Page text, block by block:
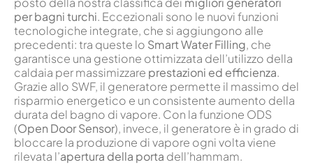
per bagni turchi. Eccezionali sono le nuovi funzioni
tecnologiche integrate, che si aggiungono alle
precedenti: tra queste lo Smart Water Filling, che
garantisce una gestione ottimizzata dell’utilizzo della
caldaia per massimizzare prestazioni ed efficienza.
Grazie allo SWF, il generatore permette il massimo del
risparmio energetico e un consistente aumento della
durata del bagno di vapore. Con la funzione ODS
(Open Door Sensor), invece, il generatore è in grado di
bloccare la produzione di vapore ogni volta viene
rilevata l’apertura della porta dell’hammam.